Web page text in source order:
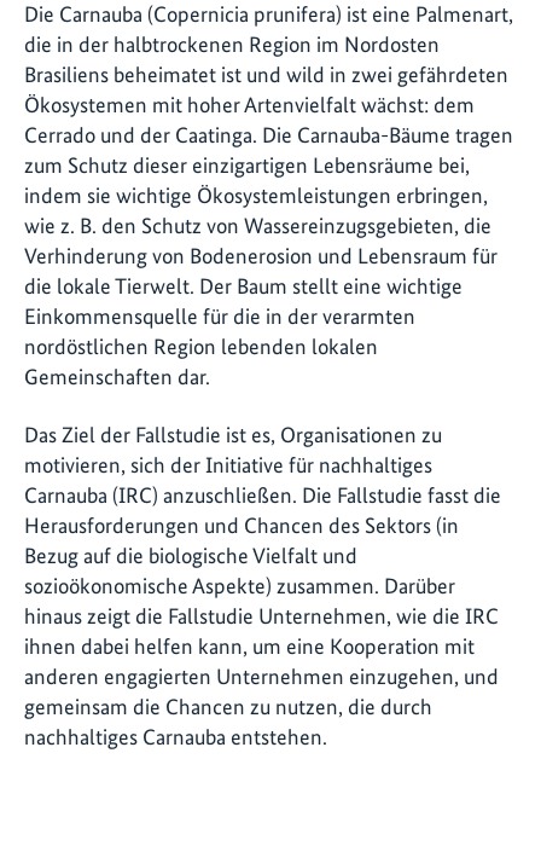
Die Carnauba (Copernicia prunifera) ist eine Palmenart,
die in der halbtrockenen Region im Nordosten
Brasiliens beheimatet ist und wild in zwei gefährdeten
Ökosystemen mit hoher Artenvielfalt wächst: dem
Cerrado und der Caatinga. Die Carnauba-Bäume tragen
zum Schutz dieser einzigartigen Lebensräume bei,
indem sie wichtige Ökosystemleistungen erbringen,
wie z. B. den Schutz von Wassereinzugsgebieten, die
Verhinderung von Bodenerosion und Lebensraum für
die lokale Tierwelt. Der Baum stellt eine wichtige
Einkommensquelle für die in der verarmten
nordöstlichen Region lebenden lokalen
Gemeinschaften dar.
Das Ziel der Fallstudie ist es, Organisationen zu
motivieren, sich der Initiative für nachhaltiges
Carnauba (IRC) anzuschließen. Die Fallstudie fasst die
Herausforderungen und Chancen des Sektors (in
Bezug auf die biologische Vielfalt und
sozioökonomische Aspekte) zusammen. Darüber
hinaus zeigt die Fallstudie Unternehmen, wie die IRC
ihnen dabei helfen kann, um eine Kooperation mit
anderen engagierten Unternehmen einzugehen, und
gemeinsam die Chancen zu nutzen, die durch
nachhaltiges Carnauba entstehen.